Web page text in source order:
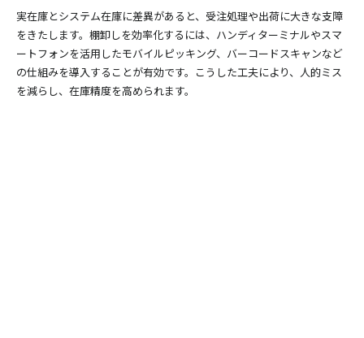
実在庫とシステム在庫に差異があると、受注処理や出荷に大きな支障
をきたします。棚卸しを効率化するには、ハンディターミナルやスマ
ートフォンを活用したモバイルピッキング、バーコードスキャンなど
の仕組みを導入することが有効です。こうした工夫により、人的ミス
を減らし、在庫精度を高められます。